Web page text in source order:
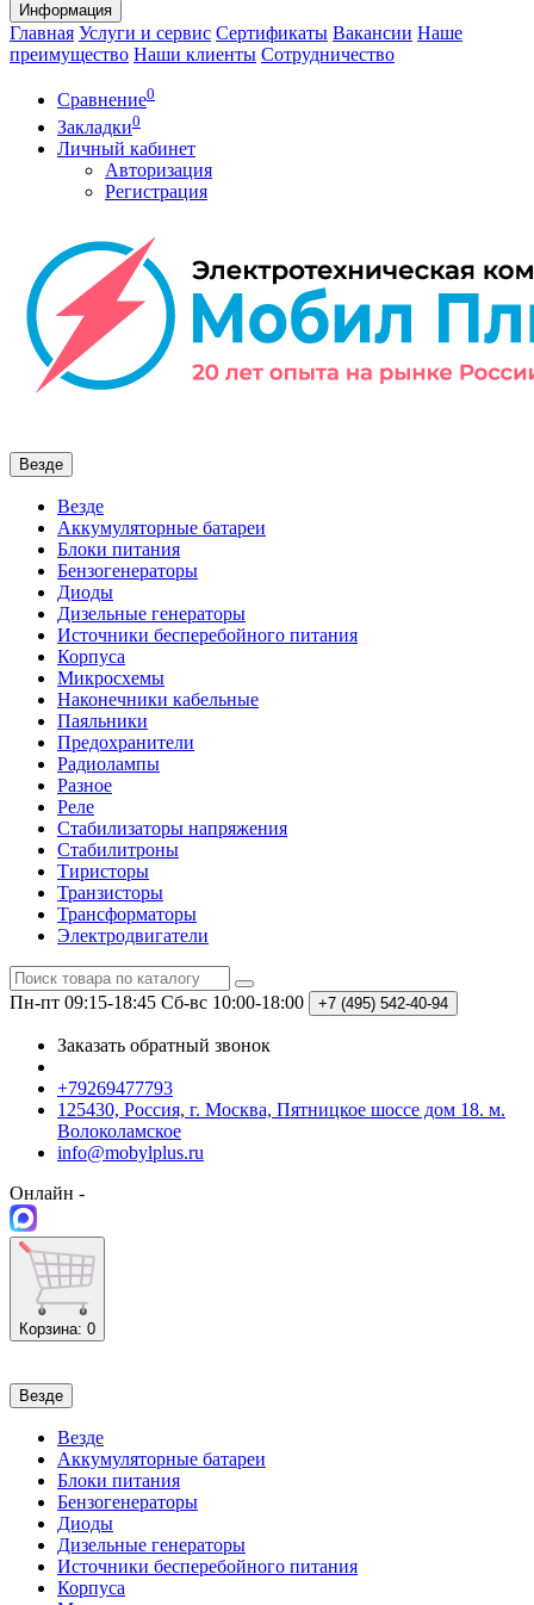
Информация
Главная Услуги и сервис Сертификаты Вакансии Наше
преимущество Наши клиенты Сотрудничество
Сравнение0
Закладки0
Личный кабинет
Авторизация
Регистрация
Везде
Везде
Аккумуляторные батареи
Блоки питания
Бензогенераторы
Диоды
Дизельные генераторы
Источники бесперебойного питания
Корпуса
Микросхемы
Наконечники кабельные
Паяльники
Предохранители
Радиолампы
Разное
Реле
Стабилизаторы напряжения
Стабилитроны
Тиристоры
Транзисторы
Трансформаторы
Электродвигатели
Пн-пт 09:15-18:45 Сб-вс 10:00-18:00 +7 (495) 542-40-94
Заказать обратный звонок
+79269477793
125430, Россия, г. Москва, Пятницкое шоссе дом 18. м.
Волоколамское
info@mobylplus.ru
Онлайн -
Корзина: 0
Везде
Везде
Аккумуляторные батареи
Блоки питания
Бензогенераторы
Диоды
Дизельные генераторы
Источники бесперебойного питания
Корпуса